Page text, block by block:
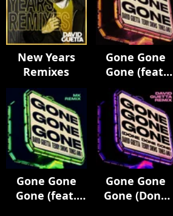
New Years
Remixes
Gone Gone
Gone (feat.
Teddy Swims)
[Nicky Romero
Remix]
Gone Gone
Gone (feat.
Gone Gone
Gone (Done